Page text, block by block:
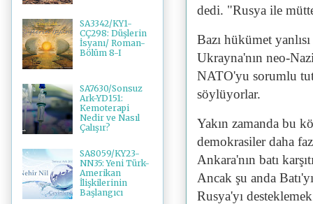
dedi. "Rusya ile
Bazı hükümet
Ukrayna'nın neo-
NATO'yu sorumlu
söylüyorlar.
Yakın zamanda bu
demokrasiler daha
Ankara'nın batı
Ancak şu anda
Rusya'yı
SA3342/KY1-
CÇ298: Düşlerin
İsyanı/ Roman-
Bölüm 8-I
SA7630/Sonsuz
Ark-YD151:
Kemoterapi
Nedir ve Nasıl
Çalışır?
SA8059/KY23-
NN35: Yeni Türk-
Amerikan
İlişkilerinin
Başlangıcı